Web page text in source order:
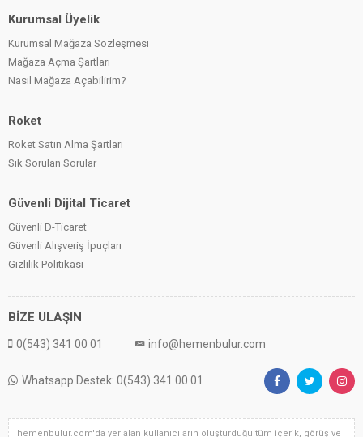
Kurumsal Üyelik
Kurumsal Mağaza Sözleşmesi
Mağaza Açma Şartları
Nasıl Mağaza Açabilirim?
Roket
Roket Satın Alma Şartları
Sık Sorulan Sorular
Güvenli Dijital Ticaret
Güvenli D-Ticaret
Güvenli Alışveriş İpuçları
Gizlilik Politikası
BİZE ULAŞIN
0(543) 341 00 01 info@hemenbulur.com
Whatsapp Destek: 0(543) 341 00 01
hemenbulur.com'da yer alan kullanıcıların oluşturduğu tüm içerik, görüş ve